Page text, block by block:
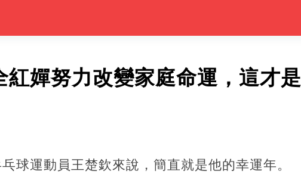
嬋努力改變家庭命運，這才是
球運動員王楚欽來說，簡直就是他的幸運年。